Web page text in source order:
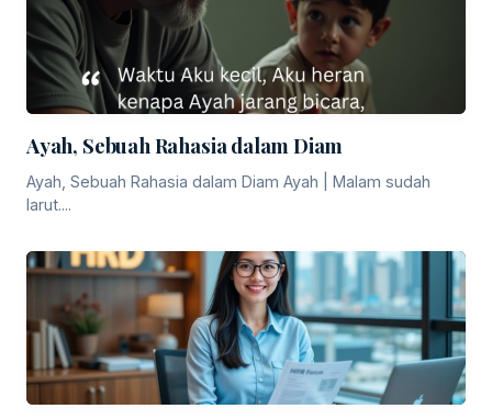
Ayah, Sebuah Rahasia dalam Diam
Ayah, Sebuah Rahasia dalam Diam Ayah | Malam sudah
larut....